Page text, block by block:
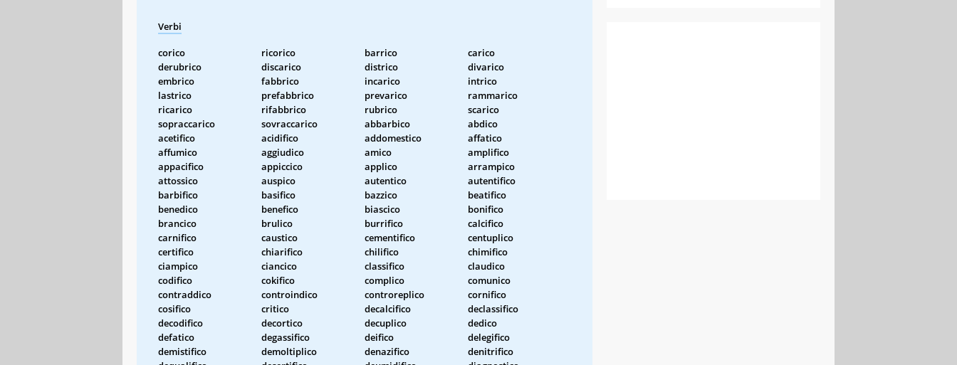
Verbi
corico ricorico barrico
carico
derubrico
discarico districo
divarico
embrico
fabbrico incarico
intrico
lastrico
prefabbrico prevarico
rammarico
ricarico
rifabbrico rubrico
scarico
sopraccarico
sovraccarico abbarbico
abdico
acetifico
acidifico addomestico
affatico
affumico
aggiudico amico
amplifico
appacifico
appiccico applico
arrampico
attossico
auspico autentico
autentifico
barbifico
basifico bazzico
beatifico
benedico
benefico biascico
bonifico
brancico
brulico burrifico
calcifico
carnifico
caustico cementifico
centuplico
certifico
chiarifico chilifico
chimifico
ciampico
ciancico classifico
claudico
codifico
cokifico complico
comunico
contraddico
controindico controreplico
cornifico
cosifico
critico decalcifico
declassifico
decodifico
decortico decuplico
dedico
defatico
degassifico deifico
delegifico
demistifico
demoltiplico denazifico
denitrifico